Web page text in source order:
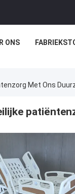
ONS
Met Ons